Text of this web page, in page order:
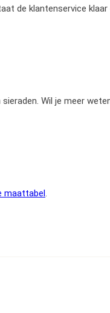
de klantenservice
Wil je meer
maattabel.